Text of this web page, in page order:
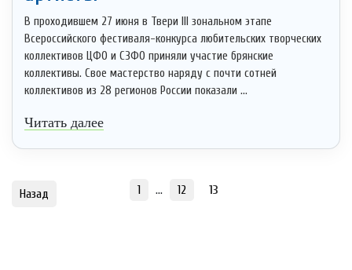
В проходившем 27 июня в Твери III зональном этапе
Всероссийского фестиваля-конкурса любительских творческих
коллективов ЦФО и СЗФО приняли участие брянские
коллективы. Свое мастерство наряду с почти сотней
коллективов из 28 регионов России показали ...
Читать далее
Назад 1 … 12 13